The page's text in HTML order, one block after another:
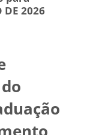
DE 2026